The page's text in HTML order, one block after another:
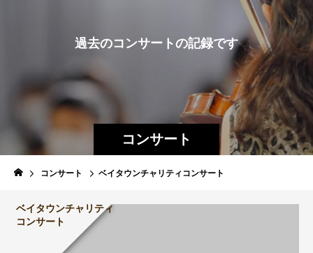
コンサート
過去のコ ンサー トの記録です
コンサート ベイタウンチャリティコンサート
ベイタウンチャリティ
コンサート